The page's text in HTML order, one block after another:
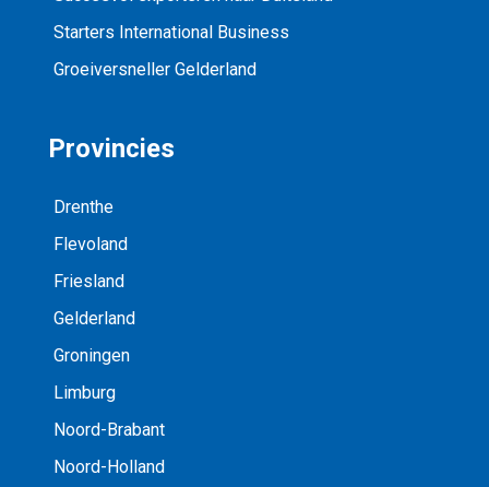
Starters International Business
Groeiversneller Gelderland
Provincies
Drenthe
Flevoland
Friesland
Gelderland
Groningen
Limburg
Noord-Brabant
Noord-Holland